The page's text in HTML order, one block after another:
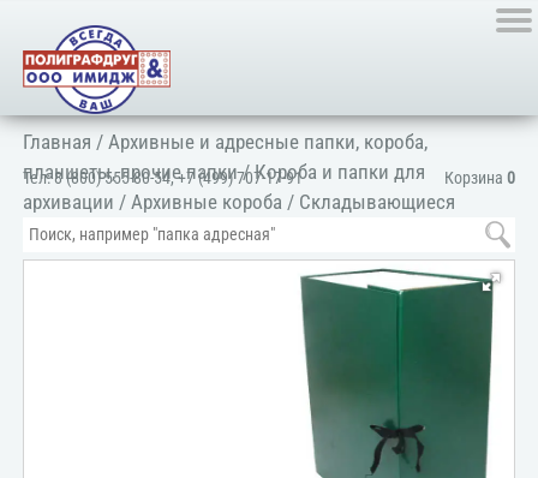
Корзина 0
Тел:8 (800) 555-80-54,+7 (499) 707-17-91
Главная /Архивные и адресные папки, короба,
планшеты, прочие папки/Короба и папки для
архивации /Архивные короба / Складывающиеся
короба/